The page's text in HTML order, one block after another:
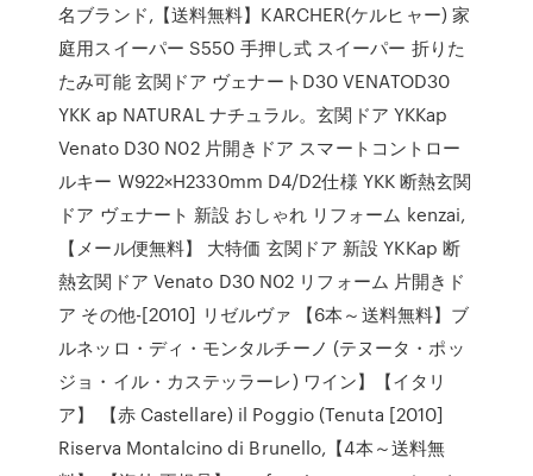
名ブランド,【送料無料】KARCHER(ケルヒャー) 家
庭用スイーパー S550 手押し式 スイーパー 折りた
たみ可能 玄関ドア ヴェナートD30 VENATOD30
YKK ap NATURAL ナチュラル。玄関ドア YKKap
Venato D30 N02 片開きドア スマートコントロー
ルキー W922×H2330mm D4/D2仕様 YKK 断熱玄関
ドア ヴェナート 新設 おしゃれ リフォーム kenzai,
【メール便無料】 大特価 玄関ドア 新設 YKKap 断
熱玄関ドア Venato D30 N02 リフォーム 片開きド
ア その他-[2010] リゼルヴァ 【6本～送料無料】ブ
ルネッロ・ディ・モンタルチーノ (テヌータ・ポッ
ジョ・イル・カステッラーレ) ワイン】【イタリ
ア】 【赤 Castellare) il Poggio (Tenuta [2010]
Riserva Montalcino di Brunello,【4本～送料無